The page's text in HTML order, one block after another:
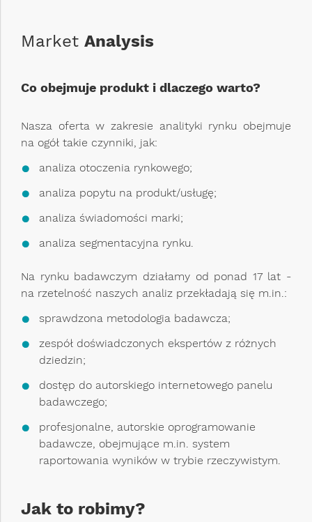
Market Analysis
Co obejmuje produkt i dlaczego warto?
Nasza oferta w zakresie analityki rynku obejmuje
na ogół takie czynniki, jak:
analiza otoczenia rynkowego;
analiza popytu na produkt/usługę;
analiza świadomości marki;
analiza segmentacyjna rynku.
Na rynku badawczym działamy od ponad 17 lat -
na rzetelność naszych analiz przekładają się m.in.:
sprawdzona metodologia badawcza;
zespół doświadczonych ekspertów z różnych
dziedzin;
dostęp do autorskiego internetowego panelu
badawczego;
profesjonalne, autorskie oprogramowanie
badawcze, obejmujące m.in. system
raportowania wyników w trybie rzeczywistym.
Jak to robimy?